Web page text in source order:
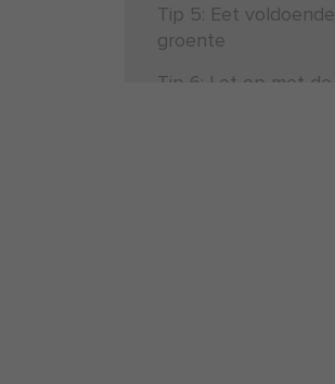
Tip 5: Eet voldoende
groente
Tip 6: Let op met de